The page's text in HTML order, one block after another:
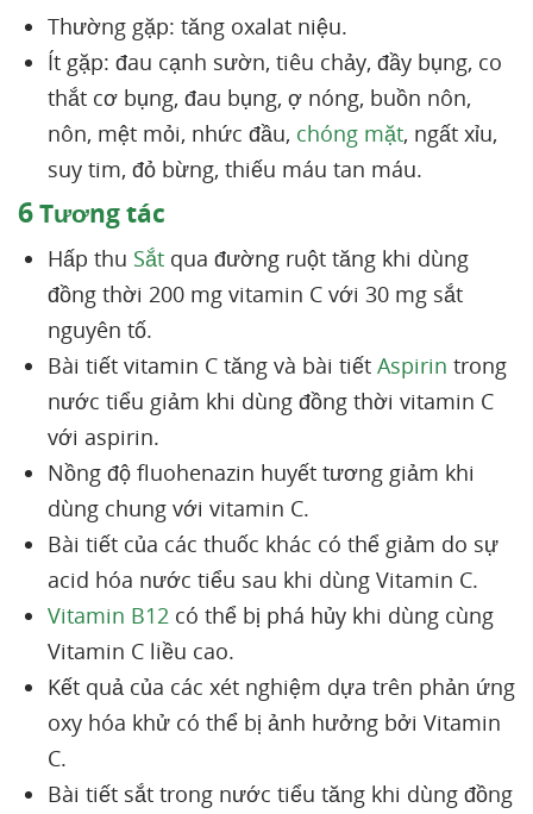
Thường gặp: tăng oxalat niệu.
Ít gặp: đau cạnh sườn, tiêu chảy, đầy bụng, co
thắt cơ bụng, đau bụng, ợ nóng, buồn nôn,
nôn, mệt mỏi, nhức đầu, chóng mặt, ngất xỉu,
suy tim, đỏ bừng, thiếu máu tan máu.
6Tương tác
Hấp thu Sắt qua đường ruột tăng khi dùng
đồng thời 200 mg vitamin C với 30 mg sắt
nguyên tố.
Bài tiết vitamin C tăng và bài tiết Aspirin trong
nước tiểu giảm khi dùng đồng thời vitamin C
với aspirin.
Nồng độ fluohenazin huyết tương giảm khi
dùng chung với vitamin C.
Bài tiết của các thuốc khác có thể giảm do sự
acid hóa nước tiểu sau khi dùng Vitamin C.
Vitamin B12 có thể bị phá hủy khi dùng cùng
Vitamin C liều cao.
Kết quả của các xét nghiệm dựa trên phản ứng
oxy hóa khử có thể bị ảnh hưởng bởi Vitamin
C.
Bài tiết sắt trong nước tiểu tăng khi dùng đồng